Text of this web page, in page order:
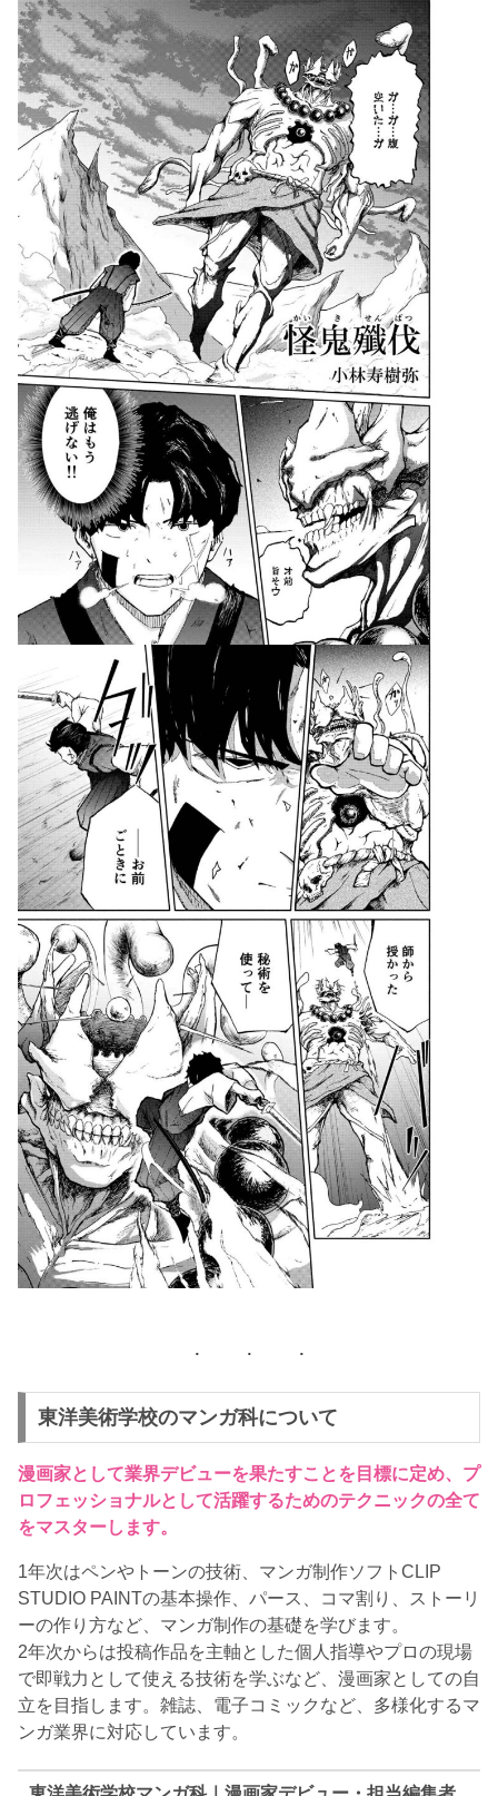
東洋美術学校のマンガ科について
漫画家として業界デビューを果たすことを目標に定め、プ
ロフェッショナルとして活躍するためのテクニックの全て
をマスターします。
1年次はペンやトーンの技術、マンガ制作ソフトCLIP
STUDIO PAINTの基本操作、パース、コマ割り、ストーリ
ーの作り方など、マンガ制作の基礎を学びます。
2年次からは投稿作品を主軸とした個人指導やプロの現場
で即戦力として使える技術を学ぶなど、漫画家としての自
立を目指します。雑誌、電子コミックなど、多様化するマ
ンガ業界に対応しています。